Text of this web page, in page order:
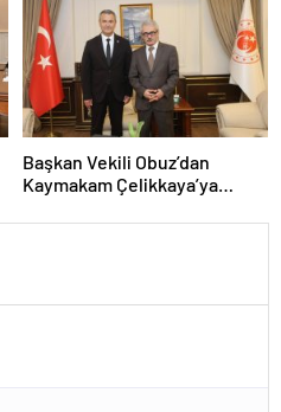
Başkan Vekili Obuz’dan
Kaymakam Çelikkaya’ya